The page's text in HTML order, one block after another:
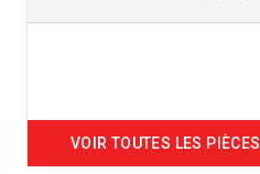
VOIR TOUTES LES PIÈCES